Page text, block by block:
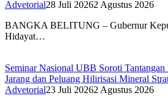
Advetorial28 Juli 20262 Agustus 2026
BANGKA BELITUNG – Gubernur
Hidayat…
Seminar Nasional UBB Soroti Tantangan
Jarang dan Peluang Hilirisasi Mineral
Advetorial23 Juli 20262 Agustus 2026